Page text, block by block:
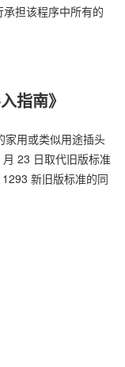
担该程序中所有的
指南》
家用或类似用途插头
23 日取代旧版标准
新旧版标准的同